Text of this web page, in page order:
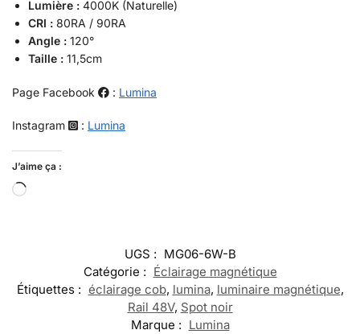
Lumière : 4000K (Naturelle)
CRI : 80RA / 90RA
Angle : 120°
Taille : 11,5cm
Page Facebook : Lumina
Instagram : Lumina
J’aime ça :
UGS : MG06-6W-B
Catégorie : Éclairage magnétique
Étiquettes : éclairage cob, lumina, luminaire magnétique,
Rail 48V, Spot noir
Marque : Lumina